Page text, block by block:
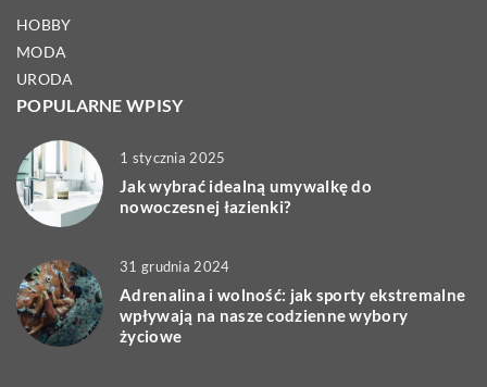
HOBBY
MODA
URODA
POPULARNE WPISY
1 stycznia 2025
Jak wybrać idealną umywalkę do
nowoczesnej łazienki?
31 grudnia 2024
Adrenalina i wolność: jak sporty ekstremalne
wpływają na nasze codzienne wybory
życiowe